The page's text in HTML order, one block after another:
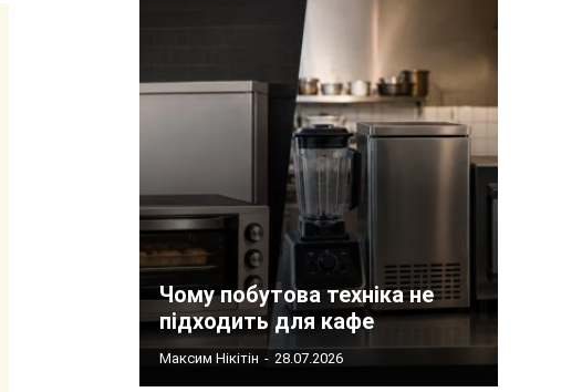
Чому побутова техніка не
підходить для кафе
Максим Нікітін - 28.07.2026